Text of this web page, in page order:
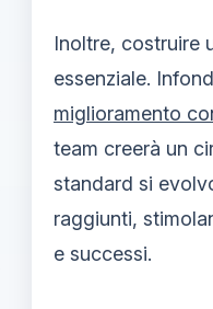
Inoltre, costruire
essenziale.
miglioramento
team creerà un
standard si
raggiunti,
e successi.